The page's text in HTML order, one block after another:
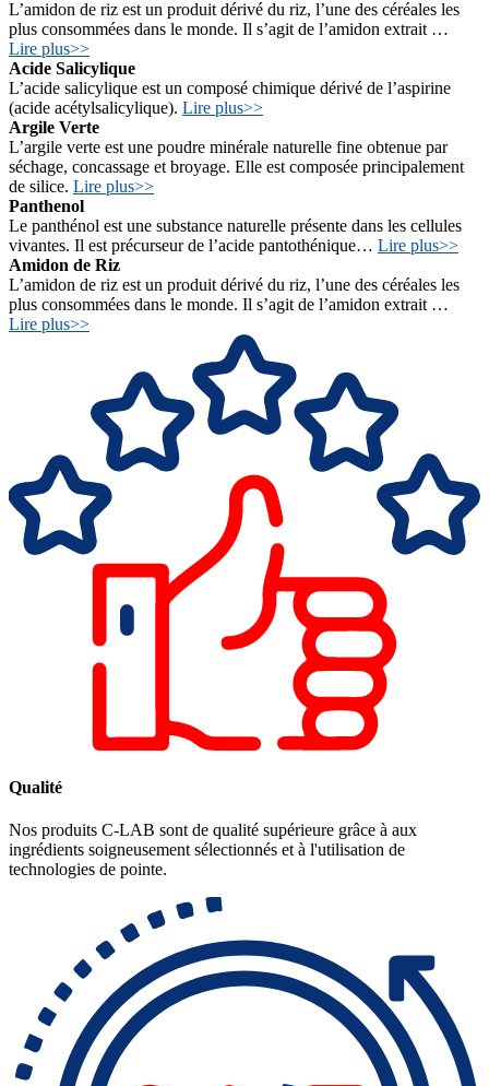
L’amidon de riz est un produit dérivé du riz, l’une des céréales les
plus consommées dans le monde. Il s’agit de l’amidon extrait …
Lire plus>>
Acide Salicylique
L’acide salicylique est un composé chimique dérivé de l’aspirine
(acide acétylsalicylique). Lire plus>>
Argile Verte
L’argile verte est une poudre minérale naturelle fine obtenue par
séchage, concassage et broyage. Elle est composée principalement
de silice. Lire plus>>
Panthenol
Le panthénol est une substance naturelle présente dans les cellules
vivantes. Il est précurseur de l’acide pantothénique… Lire plus>>
Amidon de Riz
L’amidon de riz est un produit dérivé du riz, l’une des céréales les
plus consommées dans le monde. Il s’agit de l’amidon extrait …
Lire plus>>
Qualité
Nos produits C-LAB sont de qualité supérieure grâce à aux
ingrédients soigneusement sélectionnés et à l'utilisation de
technologies de pointe.